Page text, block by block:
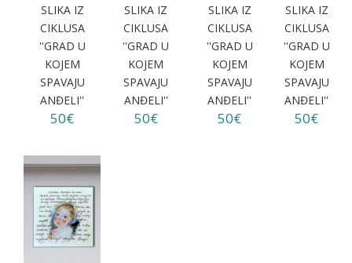
SLIKA IZ
CIKLUSA
''GRAD U
KOJEM
SPAVAJU
ANĐELI''
50€
SLIKA IZ
CIKLUSA
''GRAD U
KOJEM
SPAVAJU
ANĐELI''
50€
SLIKA IZ
CIKLUSA
''GRAD U
KOJEM
SPAVAJU
ANĐELI''
50€
SLIKA IZ
CIKLUSA
''GRAD U
KOJEM
SPAVAJU
ANĐELI''
50€